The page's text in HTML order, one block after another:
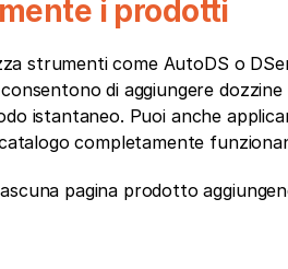
i prodotti
strumenti come AutoDS o
di aggiungere
istantaneo. Puoi anche
completamente
pagina prodotto